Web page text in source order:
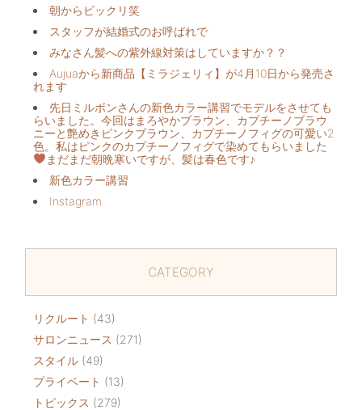
朝からビックリ️笑
スタッフが結婚式のお呼ばれで
みなさん髪への紫外線対策はしていますか？？
Aujuaから新商品【ミラジェリィ】が4月10日から発売さ
れます
先日ミルボンさんの新色カラー講習でモデルをさせても
らいました。今回はまろやかブラウン、カプチーノブラウ
ニーと艶めきピンクブラウン、カプチーノフィグの可愛い2
色。私はピンクのカプチーノフィグで染めてもらいました
まだまだ朝晩寒いですが、髪は春色です♪
新色カラー講習
Instagram
CATEGORY
リクルート (43)
サロンニュース (271)
スタイル (49)
プライベート (13)
トピックス (279)